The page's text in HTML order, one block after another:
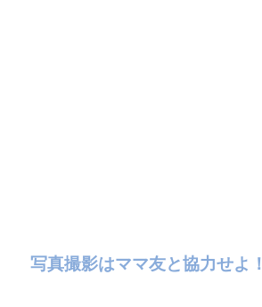
写真撮影はママ友と協力せよ！